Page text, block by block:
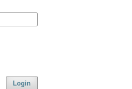
Login